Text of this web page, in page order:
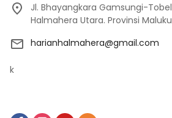
Jl. Bhayangkara Gamsungi-
Halmahera Utara. Provinsi
harianhalmahera@gmail.com
k